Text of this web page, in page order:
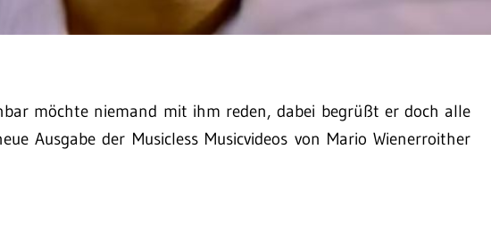
möchte niemand mit ihm reden, dabei begrüßt er doch alle
Ausgabe der Musicless Musicvideos von Mario Wienerroither